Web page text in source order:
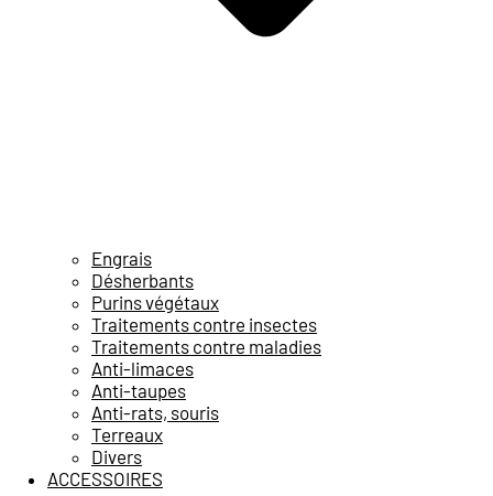
Engrais
Désherbants
Purins végétaux
Traitements contre insectes
Traitements contre maladies
Anti-limaces
Anti-taupes
Anti-rats, souris
Terreaux
Divers
ACCESSOIRES